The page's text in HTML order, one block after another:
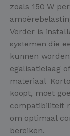
zoals 150 W
Verder is
systemen die
kunnen
egalisatielaag
materiaal.
koopt, moet
compatibiliteit
om optimaal
bereiken.